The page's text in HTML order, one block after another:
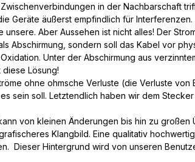
in der Nachbarschaft
Geräte äußerst empfindlich für Interferenzen.
Aber Aussehen ist nicht alles! Der
Abschirmung, sondern soll das Kabel vor
Unter der Abschirmung aus
Lösung!
ohne ohmsche Verluste (die Verluste
sein soll. Letztendlich haben wir dem
von kleinen Änderungen bis hin zu
Klangbild. Eine qualitativ
Dieser Hintergrund wird von unseren